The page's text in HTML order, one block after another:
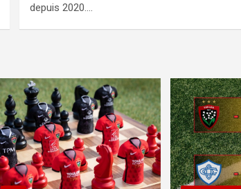
depuis 2020.…